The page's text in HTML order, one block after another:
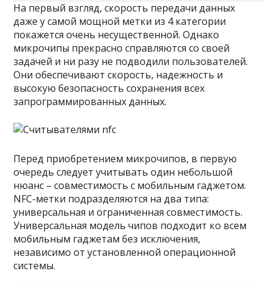
На первый взгляд, скорость передачи данных
даже у самой мощной метки из 4 категории
покажется очень несущественной. Однако
микрочипы прекрасно справляются со своей
задачей и ни разу не подводили пользователей.
Они обеспечивают скорость, надежность и
высокую безопасность сохранения всех
запрограммированных данных.
Перед приобретением микрочипов, в первую
очередь следует учитывать один небольшой
нюанс – совместимость с мобильным гаджетом.
NFC-метки подразделяются на два типа:
универсальная и ограниченная совместимость.
Универсальная модель чипов подходит ко всем
мобильным гаджетам без исключения,
независимо от установленной операционной
системы.